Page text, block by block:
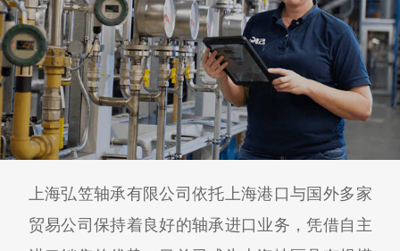
上海弘笠轴承有限公司依托上海港口与国外多家
贸易公司保持着良好的轴承进口业务，凭借自主